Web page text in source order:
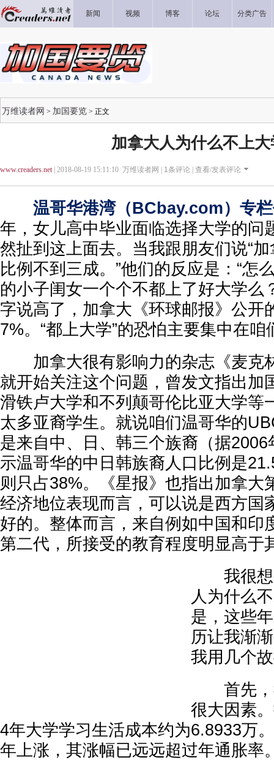
新闻 视频 博客 论坛 分类广告
万维读者网 > 加国要览 > 正文
加拿大人为什么不上大
www.creaders.net| 2018-08-19 15:11:10 万维读者网 | 1条评论 | 查看/发表评论
温哥华港湾（BCbay.com）专栏
年，女儿高中毕业面临选择大学的问
然扯到这上面去。当我跟朋友们说“
比例不到三成。”他们的反应是：“怎
的小子闺女一个个不都上了好大学么
字说高了，加拿大《环球邮报》公开
7%。“都上大学”的恐怕主要集中在
加拿大很有影响力的杂志《麦克
就开始关注这个问题，曾发文指出加
滑铁卢大学和不列颠哥伦比亚大学等
太多亚裔学生。就说咱们温哥华的
是来自中、日、韩三个族裔（据
示温哥华的中日韩族裔人口比例是
则只占38%。《星报》也指出加拿大
经济地位表现而言，可以说是西方国
好的。整体而言，来自例如中国和印
第二代，所接受的教育程度明显高于
我很想
人为什么
是，这些
历让我渐
我用几个
首先，
很大因素
4年大学学习生活成本约为6.8933万
年上涨，其涨幅已远远超过年通胀率